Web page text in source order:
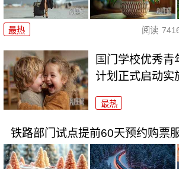
最热 阅读
国门学校优秀
计划正式启动实
最热
铁路部门试点提前60天预约购票